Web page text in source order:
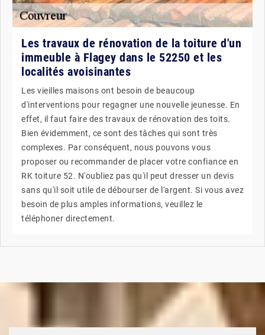
Les travaux de rénovation de la toiture d'un
immeuble à Flagey dans le 52250 et les
localités avoisinantes
Les vieilles maisons ont besoin de beaucoup
d'interventions pour regagner une nouvelle jeunesse. En
effet, il faut faire des travaux de rénovation des toits.
Bien évidemment, ce sont des tâches qui sont très
complexes. Par conséquent, nous pouvons vous
proposer ou recommander de placer votre confiance en
RK toiture 52. N'oubliez pas qu'il peut dresser un devis
sans qu'il soit utile de débourser de l'argent. Si vous avez
besoin de plus amples informations, veuillez le
téléphoner directement.